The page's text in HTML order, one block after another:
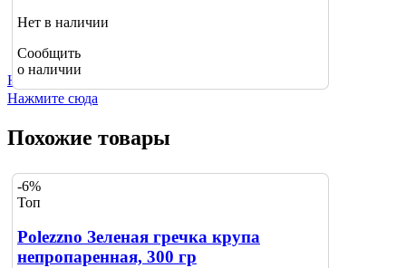
Нет в наличии
Сообщить
о наличии
Не нашли нужный товар?
Нажмите сюда
Похожие товары
-6%
Топ
Polezzno Зеленая гречка крупа
непропаренная, 300 гр